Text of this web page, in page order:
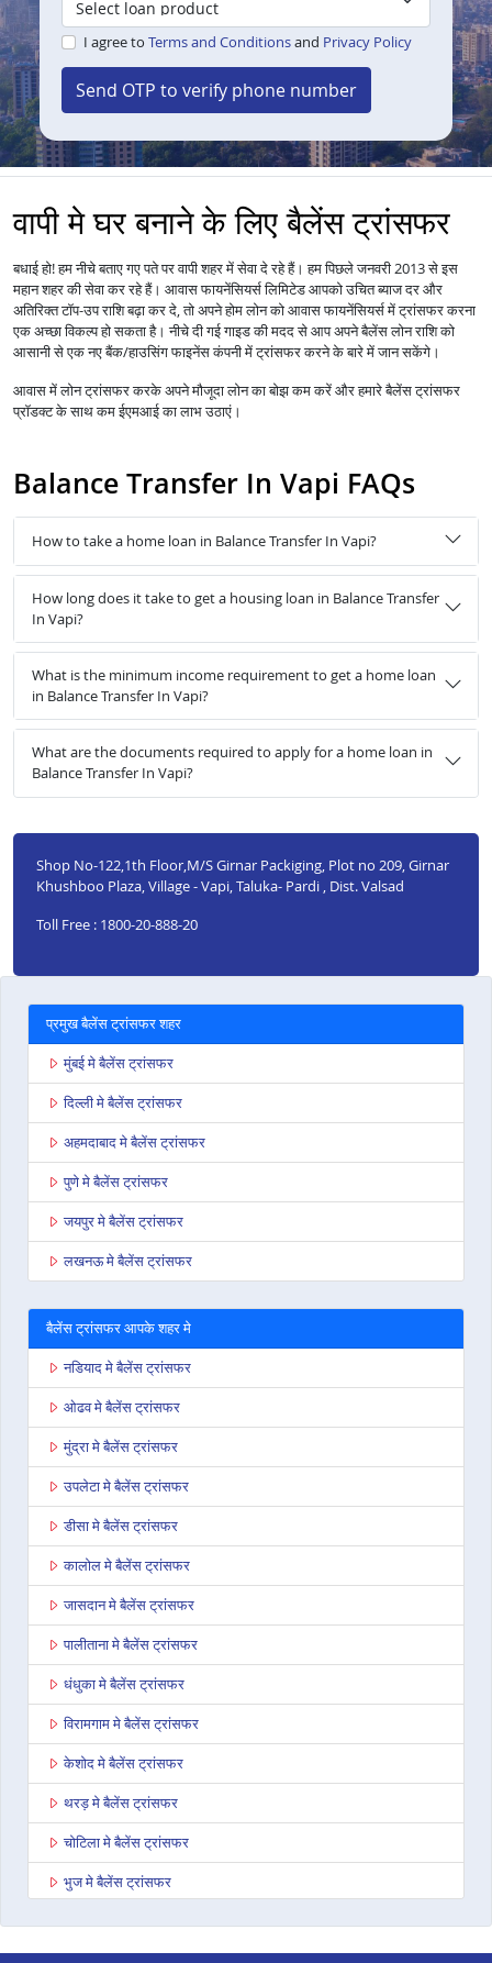
I agree to Terms and Conditionsand Privacy Policy
Send OTP to verify phone number
वापी मे घर बनाने के लिए बैलेंस ट्रांसफर
बधाई हो! हम नीचे बताए गए पते पर वापी शहर में सेवा दे रहे हैं। हम पिछले जनवरी 2013 से इस
महान शहर की सेवा कर रहे हैं। आवास फायनेंसियर्स लिमिटेड आपको उचित ब्याज दर और
अतिरिक्त टॉप-उप राशि बढ़ा कर दे, तो अपने होम लोन को आवास फायनेंसियर्स में ट्रांसफर करना
एक अच्छा विकल्प हो सकता है। नीचे दी गई गाइड की मदद से आप अपने बैलेंस लोन राशि को
आसानी से एक नए बैंक/हाउसिंग फाइनेंस कंपनी में ट्रांसफर करने के बारे में जान सकेंगे।
आवास मेंलोनट्रांसफर करके अपने मौजूदा लोन का बोझ कम करें और हमारे बैलेंस ट्रांसफर
प्रॉडक्ट के साथ कम ईएमआई का लाभ उठाएं।
Balance Transfer In Vapi FAQs
How to take a home loan in Balance Transfer In Vapi?
How long does it take to get a housing loan in Balance Transfer
In Vapi?
What is the minimum income requirement to get a home loan
in Balance Transfer In Vapi?
What are the documents required to apply for a home loan in
Balance Transfer In Vapi?
Shop No-122,1th Floor,M/S Girnar Packiging, Plot no 209, Girnar
Khushboo Plaza, Village - Vapi, Taluka- Pardi , Dist. Valsad
Toll Free : 1800-20-888-20
प्रमुख बैलेंस ट्रांसफर शहर
मुंबई मे बैलेंस ट्रांसफर
दिल्ली मे बैलेंस ट्रांसफर
अहमदाबाद मे बैलेंस ट्रांसफर
पुणे मे बैलेंस ट्रांसफर
जयपुर मे बैलेंस ट्रांसफर
लखनऊ मे बैलेंस ट्रांसफर
बैलेंस ट्रांसफर आपके शहर मे
नडियाद मे बैलेंस ट्रांसफर
ओढव मे बैलेंस ट्रांसफर
मुंद्रा मे बैलेंस ट्रांसफर
उपलेटा मे बैलेंस ट्रांसफर
डीसा मे बैलेंस ट्रांसफर
कालोल मे बैलेंस ट्रांसफर
जासदान मे बैलेंस ट्रांसफर
पालीताना मे बैलेंस ट्रांसफर
धंधुका मे बैलेंस ट्रांसफर
विरामगाम मे बैलेंस ट्रांसफर
केशोद मे बैलेंस ट्रांसफर
थरड़ मे बैलेंस ट्रांसफर
चोटिला मे बैलेंस ट्रांसफर
भुज मे बैलेंस ट्रांसफर